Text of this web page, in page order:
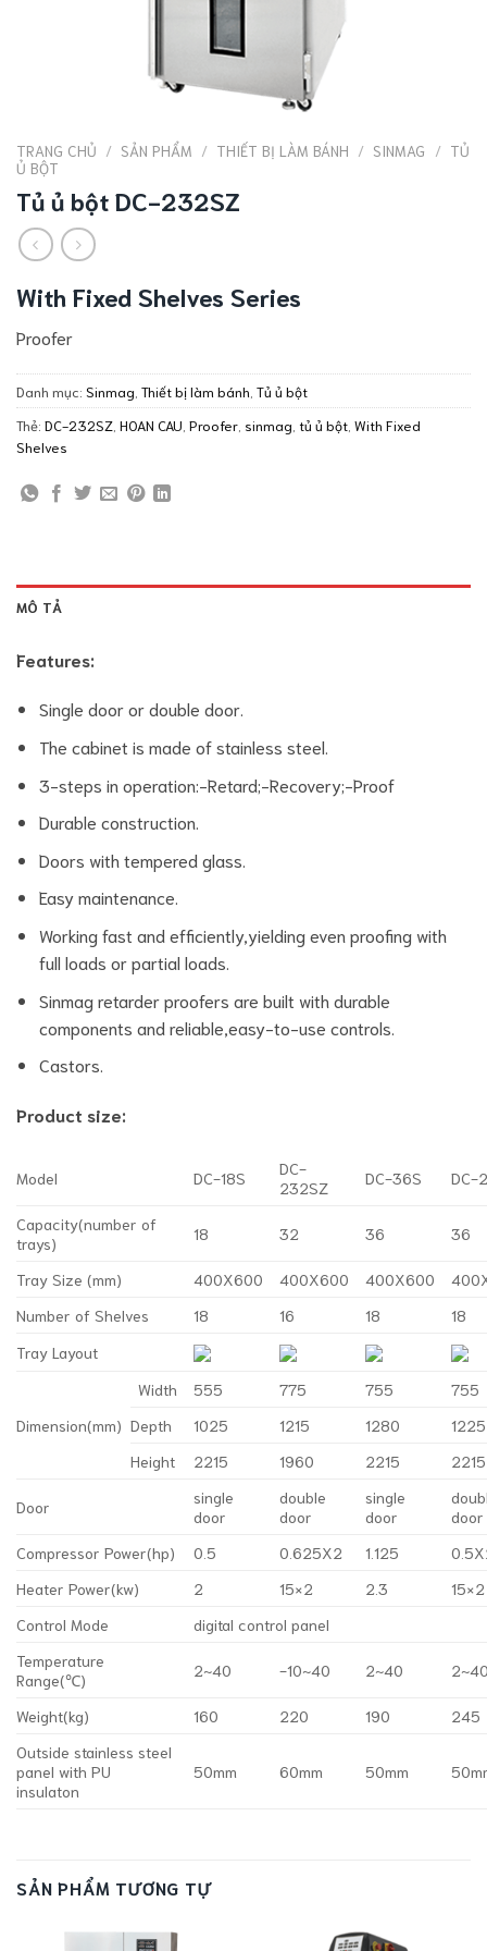
TRANG CHỦ / SẢN PHẨM / THIẾT BỊ LÀM BÁNH / SINMAG / TỦ
Ủ BỘT
Tủ ủ bột DC-232SZ
With Fixed Shelves Series
Proofer
Danh mục: Sinmag Thiết bị làm bánh Tủ ủ bột
Thẻ: DC-232SZ HOAN CAU Proofer sinmag tủ ủ bột With Fixed
Shelves
MÔ TẢ
Features:
Single door or double door.
The cabinet is made of stainless steel.
3-steps in operation:-Retard;-Recovery;-Proof
Durable construction.
Doors with tempered glass.
Easy maintenance.
Working fast and efficiently,yielding even proofing with
full loads or partial loads.
Sinmag retarder proofers are built with durable
components and reliable,easy-to-use controls.
Castors.
Product size:
Model DC-18S
DC-
232SZ
DC-36S DC-
Capacity(number of
trays)
18 32 36 36
Tray Size (mm) 400X600 400X600 400X600
Number of Shelves
18 16 18
18
Tray Layout
Dimension(mm)
Width 555 775 755
755
Depth
1025 1215 1280
1225
Height
2215 1960 2215 2215
Door
single
door
double
door
single
door
door
Compressor Power(hp)
0.5 0.625X2 1.125
Heater Power(kw)
2 15×2 2.3
15×2
Control Mode
digital control panel
Temperature
Range(℃)
2~40 -10~40 2~40
Weight(kg) 160 220 190
245
Outside stainless steel
panel with PU
insulaton
50mm 60mm 50mm
SẢN PHẨM TƯƠNG TỰ